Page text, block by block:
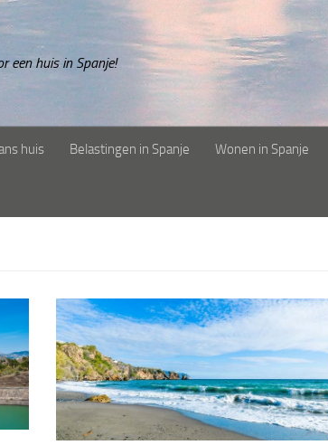
een huis in Spanje!
huis Belastingen in Spanje Wonen in Spanje